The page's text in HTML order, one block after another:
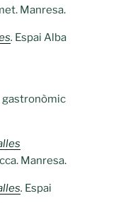
Manresa.
. Espai Alba
gastronòmic
Manresa.
. Espai